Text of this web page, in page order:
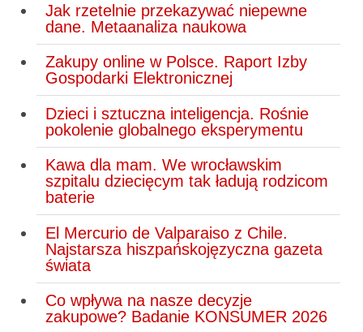
Jak rzetelnie przekazywać niepewne
dane. Metaanaliza naukowa
Zakupy online w Polsce. Raport Izby
Gospodarki Elektronicznej
Dzieci i sztuczna inteligencja. Rośnie
pokolenie globalnego eksperymentu
Kawa dla mam. We wrocławskim
szpitalu dziecięcym tak ładują rodzicom
baterie
El Mercurio de Valparaiso z Chile.
Najstarsza hiszpańskojęzyczna gazeta
świata
Co wpływa na nasze decyzje
zakupowe? Badanie KONSUMER 2026